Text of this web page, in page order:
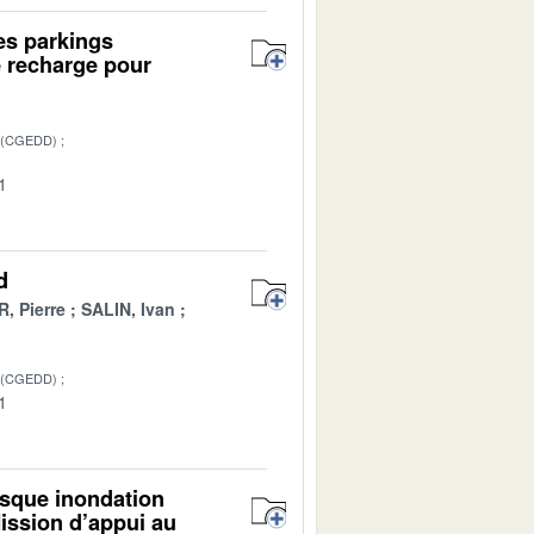
parkings
pour
Pierre SALIN, Ivan
inondation
d’appui au